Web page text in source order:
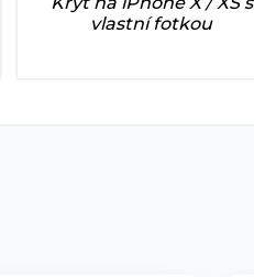
vlastní fotkou